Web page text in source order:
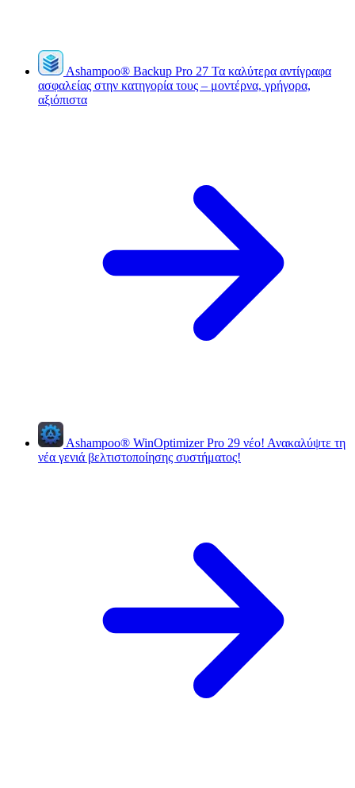
Ashampoo® Backup Pro 27 Τα καλύτερα αντίγραφα
ασφαλείας στην κατηγορία τους – μοντέρνα, γρήγορα,
αξιόπιστα
Ashampoo® WinOptimizer Pro 29 νέο! Ανακαλύψτε τη
νέα γενιά βελτιστοποίησης συστήματος!